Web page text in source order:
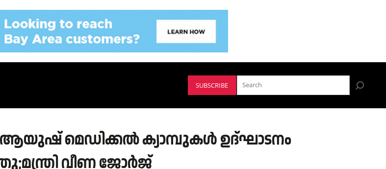
SUBSCRIBE
ആയുഷ് മെഡിക്കല്‍ ക്യാമ്പുകള്‍ ഉദ്ഘാടനം
വീണ ജോർജ്